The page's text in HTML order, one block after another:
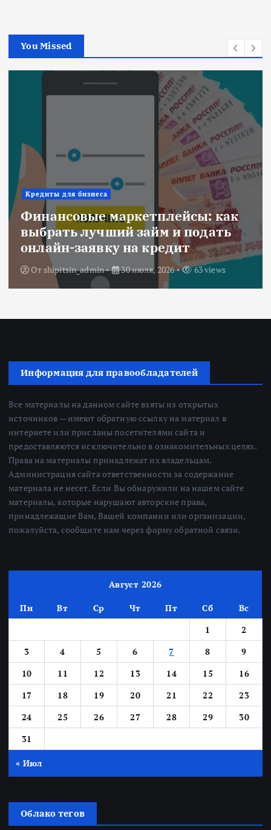
You Missed
Ипотека
Военная ипотека для семьи:
объединяем все льготы и
субсидии
ОтRedactor 3 июля, 2026 216 views
Информация для правообладателей
Все материалы на данном сайте взяты из открытых
источников — имеют обратную ссылку на материал в
интернете или присланы посетителями сайта и
предоставляются исключительно в ознакомительных целях.
Права на материалы принадлежат их владельцам.
Администрация сайта ответственности за содержание
материала не несет. Если Вы обнаружили на нашем сайте
материалы, которые нарушают авторские права,
принадлежащие Вам, Вашей компании или организации,
пожалуйста, сообщите нам через форму обратной связи.
Август 2026
Пн Вт Ср Чт Пт Сб
Вс
1
2
3
4 5 6 7 8
9
10
11 12 13 14 15
16
17
18 19 20 21 22
23
24
25 26 27 28 29
30
31
« Июл
Облако тегов